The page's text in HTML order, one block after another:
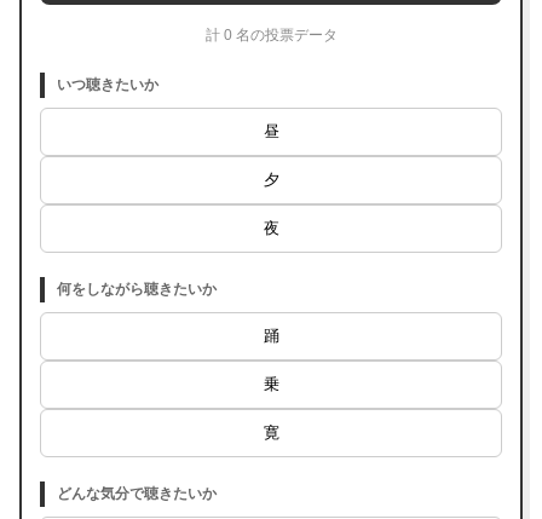
計 0 名の投票データ
いつ聴きたいか
昼
夕
夜
何をしながら聴きたいか
踊
乗
寛
どんな気分で聴きたいか